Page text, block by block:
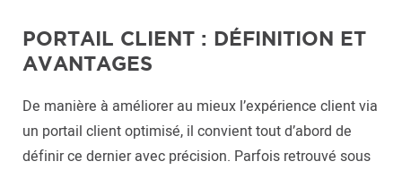
PORTAIL CLIENT : DÉFINITION ET
AVANTAGES
De manière à améliorer au mieux l’expérience client via
un portail client optimisé, il convient tout d’abord de
définir ce dernier avec précision. Parfois retrouvé sous